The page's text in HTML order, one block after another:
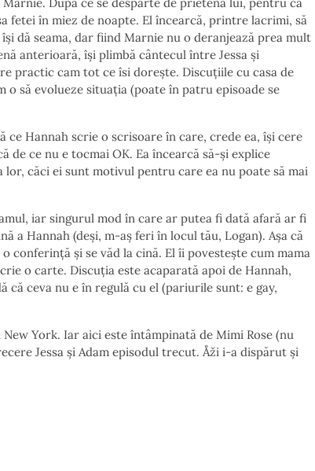
fetei în miez de noapte. El încearcă, printre lacrimi, să
dă seama, dar fiind Marnie nu o deranjează prea mult
anterioară, își plimbă cântecul între Jessa și
practic cam tot ce îsi dorește. Discuțiile cu casa de
o să evolueze situația (poate în patru episoade se
Hannah scrie o scrisoare în care, crede ea, își cere
ce nu e tocmai OK. Ea încearcă să-și explice
căci ei sunt motivul pentru care ea nu poate să mai
iar singurul mod în care ar putea fi dată afară ar fi
a Hannah (deși, m-aș feri în locul tău, Logan). Așa că
conferință și se văd la cină. El îi povestește cum mama
o carte. Discuția este acaparată apoi de Hannah,
că ceva nu e în regulă cu el (pariurile sunt: e gay,
York. Iar aici este întâmpinată de Mimi Rose (nu
Jessa și Adam episodul trecut. Åži i-a dispărut și